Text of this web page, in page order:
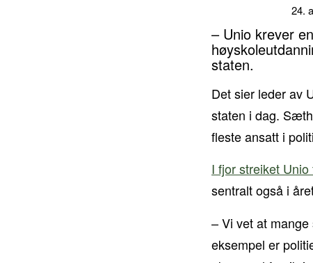
24.
– Unio krever
staten.
Det sier leder av
staten i dag.
fleste ansatt i
I fjor streiket
sentralt også i
– Vi vet at
eksempel er